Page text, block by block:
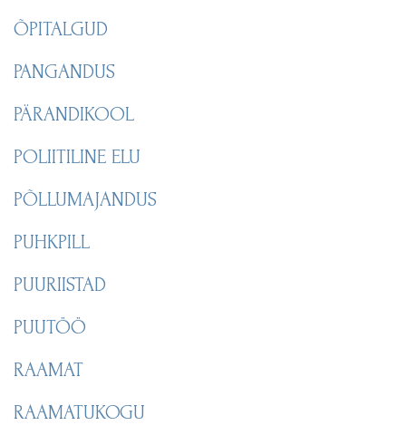
ÕPITALGUD
PANGANDUS
PÄRANDIKOOL
POLIITILINE ELU
PÕLLUMAJANDUS
PUHKPILL
PUURIISTAD
PUUTÖÖ
RAAMAT
RAAMATUKOGU